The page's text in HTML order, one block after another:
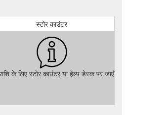
massages, facials and
Beach Resort | Viceroy Riviera Maya
Chicago Hotel | Viceroy Chicago
स्टोर काउंटर
के लिए स्टोर काउंटर या हेल्प डेस्क पर जाएँ